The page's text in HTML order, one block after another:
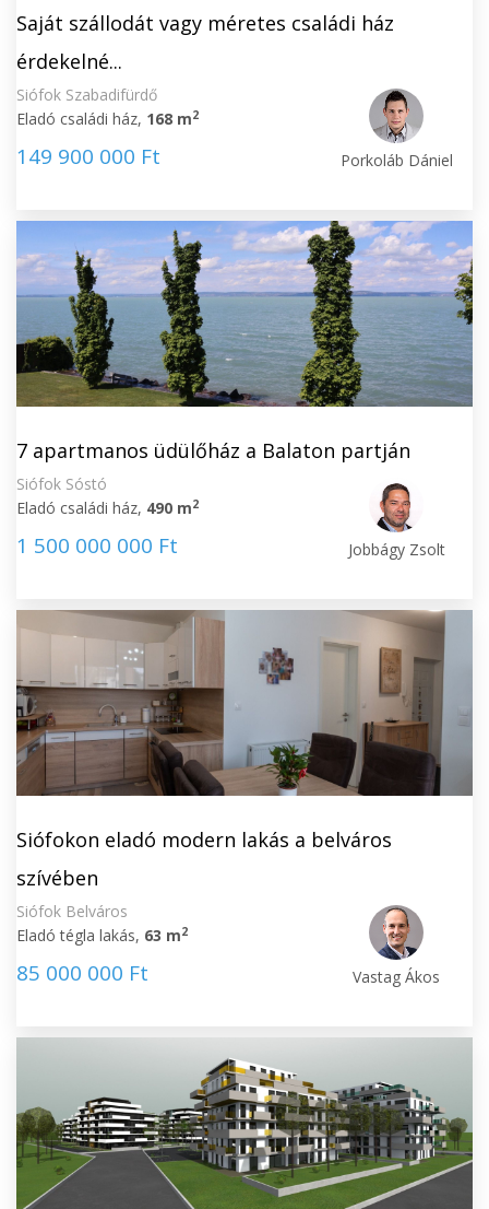
Saját szállodát vagy méretes családi ház
érdekelné...
Siófok Szabadifürdő
Eladó családi ház, 168 m2
149 900 000 Ft Porkoláb Dániel
7 apartmanos üdülőház a Balaton partján
Siófok Sóstó
Eladó családi ház, 490 m2
1 500 000 000 Ft Jobbágy Zsolt
Siófokon eladó modern lakás a belváros
szívében
Siófok Belváros
Eladó tégla lakás, 63 m2
85 000 000 Ft Vastag Ákos